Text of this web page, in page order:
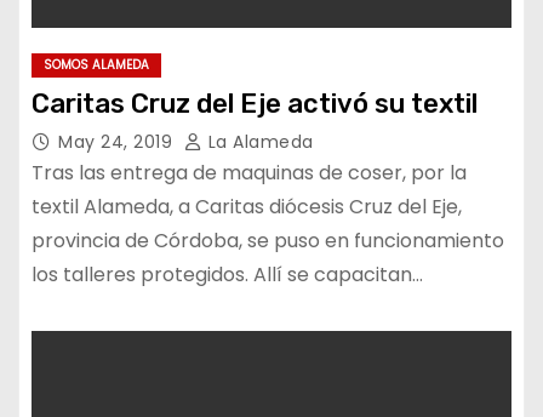
SOMOS ALAMEDA
Caritas Cruz del Eje activó su textil
May 24, 2019 La Alameda
Tras las entrega de maquinas de coser, por la
textil Alameda, a Caritas diócesis Cruz del Eje,
provincia de Córdoba, se puso en funcionamiento
los talleres protegidos. Allí se capacitan…